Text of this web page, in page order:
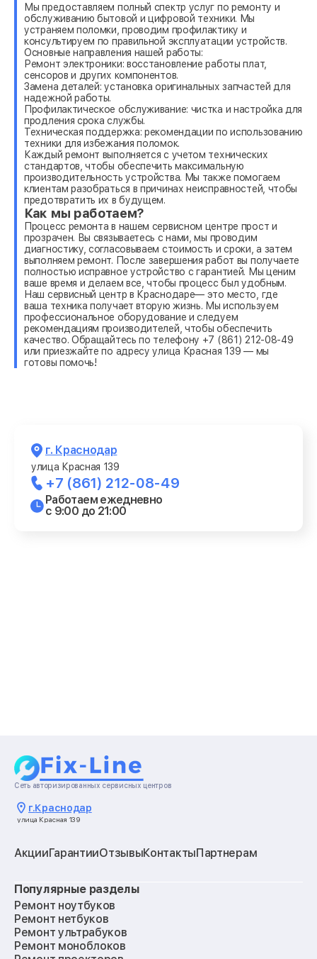
Мы предоставляем полный спектр услуг по ремонту и
обслуживанию бытовой и цифровой техники. Мы
устраняем поломки, проводим профилактику и
консультируем по правильной эксплуатации устройств.
Основные направления нашей работы:
Ремонт электроники: восстановление работы плат,
сенсоров и других компонентов.
Замена деталей: установка оригинальных запчастей для
надежной работы.
Профилактическое обслуживание: чистка и настройка для
продления срока службы.
Техническая поддержка: рекомендации по использованию
техники для избежания поломок.
Каждый ремонт выполняется с учетом технических
стандартов, чтобы обеспечить максимальную
производительность устройства. Мы также помогаем
клиентам разобраться в причинах неисправностей, чтобы
предотвратить их в будущем.
Как мы работаем?
Процесс ремонта в нашем сервисном центре прост и
прозрачен. Вы связываетесь с нами, мы проводим
диагностику, согласовываем стоимость и сроки, а затем
выполняем ремонт. После завершения работ вы получаете
полностью исправное устройство с гарантией. Мы ценим
ваше время и делаем все, чтобы процесс был удобным.
Наш сервисный центр в Краснодаре— это место, где
ваша техника получает вторую жизнь. Мы используем
профессиональное оборудование и следуем
рекомендациям производителей, чтобы обеспечить
качество. Обращайтесь по телефону +7 (861) 212-08-49
или приезжайте по адресу улица Красная 139 — мы
готовы помочь!
г. Краснодар
улица Красная 139
+7 (861) 212-08-49
Работаем ежедневно
с 9:00 до 21:00
Сеть авторизированных сервисных центров
г.Краснодар
улица Красная 139
АкцииГарантииОтзывыКонтактыПартнерам
Популярные разделы
Ремонт ноутбуков
Ремонт нетбуков
Ремонт ультрабуков
Ремонт моноблоков